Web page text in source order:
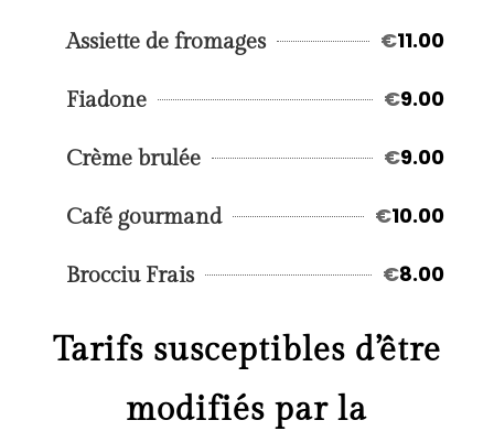
Assiette de fromages €11.00
Fiadone €9.00
Crème brulée €9.00
Café gourmand €10.00
Brocciu Frais €8.00
Tarifs susceptibles d’être
modifiés par la